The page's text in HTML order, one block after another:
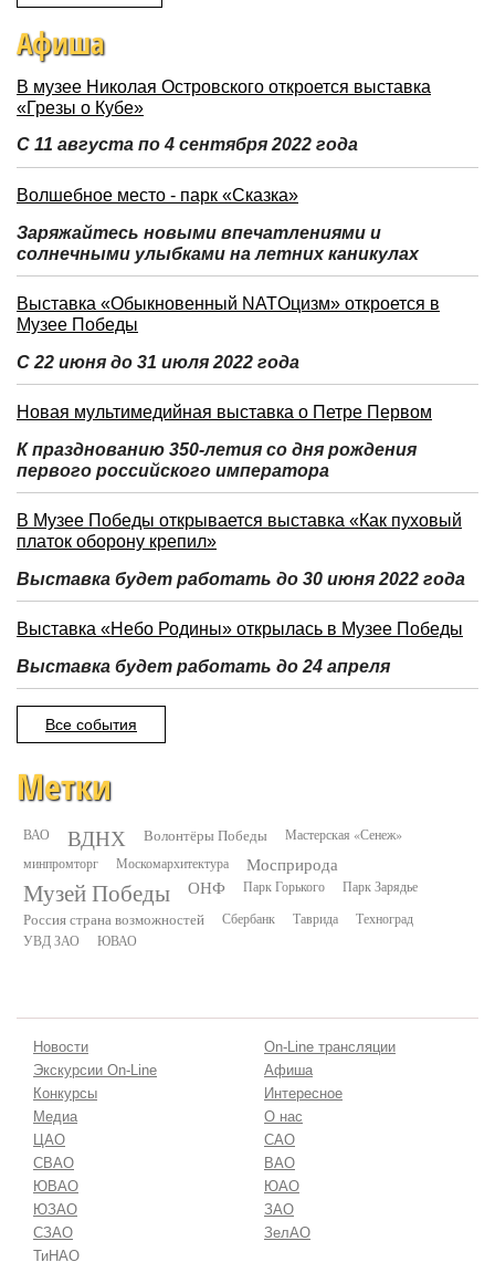
Афиша
В музее Николая Островского откроется выставка
«Грезы о Кубе»
С 11 августа по 4 сентября 2022 года
Волшебное место - парк «Сказка»
Заряжайтесь новыми впечатлениями и
солнечными улыбками на летних каникулах
Выставка «Обыкновенный NATOцизм» откроется в
Музее Победы
С 22 июня до 31 июля 2022 года
Новая мультимедийная выставка о Петре Первом
К празднованию 350-летия со дня рождения
первого российского императора
В Музее Победы открывается выставка «Как пуховый
платок оборону крепил»
Выставка будет работать до 30 июня 2022 года
Выставка «Небо Родины» открылась в Музее Победы
Выставка будет работать до 24 апреля
Все события
Метки
ВАО ВДНХ Волонтёры Победы
Мастерская «Сенеж»
минпромторг
Москомархитектура Мосприрода
Музей Победы ОНФ Парк Горького Парк Зарядье
Россия страна возможностей Сбербанк Таврида
Техноград
УВД ЗАО
ЮВАО
Новости
On-Line трансляции
Экскурсии On-Line
Афиша
Конкурсы
Интересное
Медиа
О нас
ЦАО
САО
СВАО
ВАО
ЮВАО
ЮАО
ЮЗАО
ЗАО
СЗАО
ЗелАО
ТиНАО